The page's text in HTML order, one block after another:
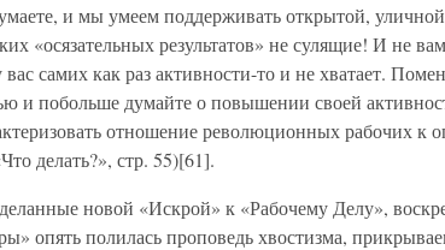
и мы умеем поддерживать открытой,
«осязательных результатов» не сулящие! И не
вас самих как раз активности-то и не хватает.
и побольше думайте о повышении своей
отношение революционных рабочих к
делать?», стр. 55)[61].
новой «Искрой» к «Рабочему Делу»,
опять полилась проповедь хвостизма,